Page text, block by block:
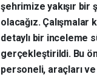
şehrimize yakışır bir
olacağız.
detaylı bir inceleme
gerçekleştirildi. Bu
personeli, araçları ve